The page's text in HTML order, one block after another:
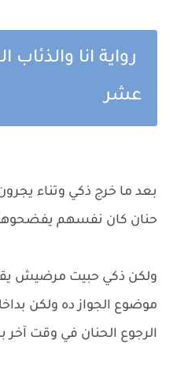
رواية انا
عشر
بعد ما خرج ذكي وتناء
حنان كان نفسهم
ولكن ذكي حبيت مرضيش
موضوع الجواز ده ولكن
الرجوع الحنان في وقت